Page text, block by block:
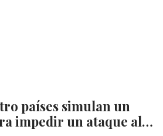
países simulan un
impedir un ataque al…